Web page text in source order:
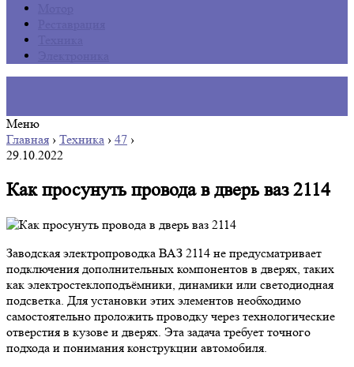
Меню
Главная › Техника › 47 ›
29.10.2022
Как просунуть провода в дверь ваз 2114
Заводская электропроводка ВАЗ 2114 не предусматривает
подключения дополнительных компонентов в дверях, таких
как электростеклоподъёмники, динамики или светодиодная
подсветка. Для установки этих элементов необходимо
самостоятельно проложить проводку через технологические
отверстия в кузове и дверях. Эта задача требует точного
подхода и понимания конструкции автомобиля.